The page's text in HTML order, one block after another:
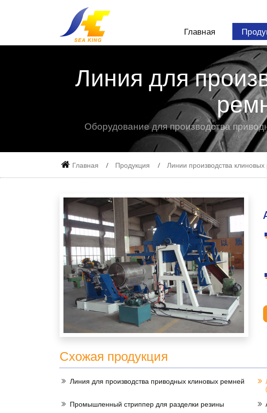
Главная
Линия для
Оборудование для производства
Главная Продукция Линии производства
Схожая продукция
Линия для производства приводных клиновых ремней
Промышленный стриппер для разделки резины